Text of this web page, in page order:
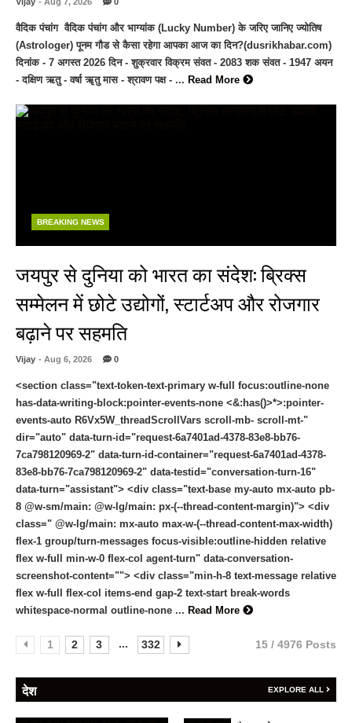
वैदिक पंचांग वैदिक पंचांग और भाग्यांक (Lucky Number) के जरिए जानिए ज्योतिष
(Astrologer) पूनम गौड से कैसा रहेगा आपका आज का दिन?(dusrikhabar.com)
दिनांक - 7 अगस्त 2026 दिन - शुक्रवार विक्रम संवत - 2083 शक संवत - 1947 अयन
- दक्षिण ऋतु - वर्षा ॠतु मास - श्रावण पक्ष - ... Read More
BREAKING NEWS
जयपुर से दुनिया को भारत का संदेश: ब्रिक्स
सम्मेलन में छोटे उद्योगों, स्टार्टअप और रोजगार
बढ़ाने पर सहमति
Vijay - Aug 6, 2026 0
<section class="text-token-text-primary w-full focus:outline-none
has-data-writing-block:pointer-events-none <&:has()>*>:pointer-
events-auto R6Vx5W_threadScrollVars scroll-mb- scroll-mt-"
dir="auto" data-turn-id="request-6a7401ad-4378-83e8-bb76-
7ca798120969-2" data-turn-id-container="request-6a7401ad-4378-
83e8-bb76-7ca798120969-2" data-testid="conversation-turn-16"
data-turn="assistant"> <div class="text-base my-auto mx-auto pb-
8 @w-sm/main: @w-lg/main: px-(--thread-content-margin)"> <div
class=" @w-lg/main: mx-auto max-w-(--thread-content-max-width)
flex-1 group/turn-messages focus-visible:outline-hidden relative
flex w-full min-w-0 flex-col agent-turn" data-conversation-
screenshot-content=""> <div class="min-h-8 text-message relative
flex w-full flex-col items-end gap-2 text-start break-words
whitespace-normal outline-none ... Read More
1 2 3 ... 332 15 / 4976 Posts
देश EXPLORE ALL